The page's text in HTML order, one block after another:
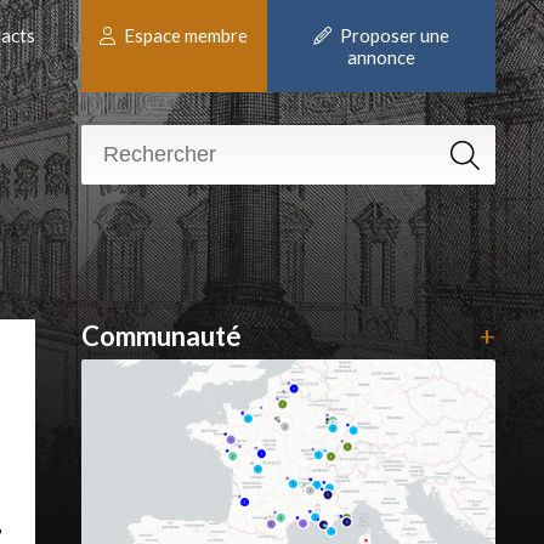
Espace membre
Proposer une
annonce
Communauté +